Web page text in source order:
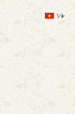
VI